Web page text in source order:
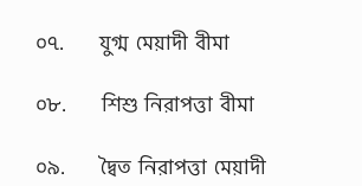
০৭. যুগ্ম মেয়াদী বীমা
০৮. শিশু নিরাপত্তা বীমা
০৯. দ্বৈত নিরাপত্তা মেয়াদী